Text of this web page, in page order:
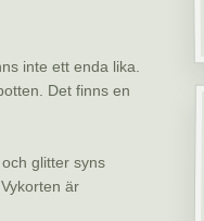
inte ett enda lika.
Det finns en
glitter syns
är